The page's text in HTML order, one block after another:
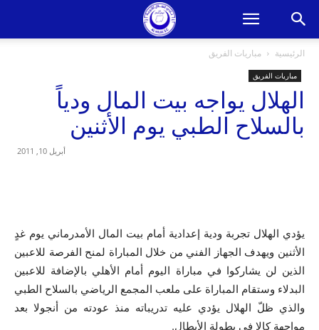
الرئيسية مباريات الفريق
مباريات الفريق
الهلال يواجه بيت المال ودياً
بالسلاح الطبي يوم الأثنين
أبريل 10, 2011
يؤدي الهلال تجربة ودية إعدادية أمام بيت المال الأمدرماني يوم غدٍ
الأثنين ويهدف الجهاز الفني من خلال المباراة لمنح الفرصة للاعبين
الذين لن يشاركوا في مباراة اليوم أمام الأهلي بالإضافة للاعبين
البدلاء وستقام المباراة على ملعب المجمع الرياضي بالسلاح الطبي
والذي ظلّ الهلال يؤدي عليه تدريباته منذ عودته من أنجولا بعد
مواجهة كالا في بطولة الأبطال.